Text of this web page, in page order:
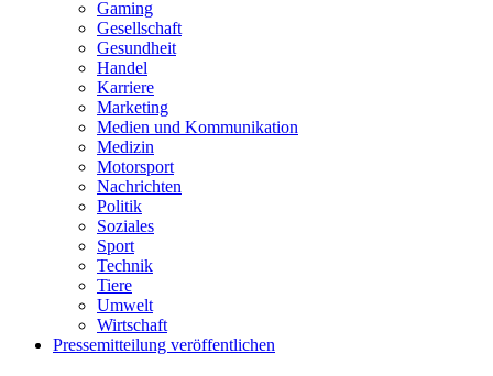
Gaming
Gesellschaft
Gesundheit
Handel
Karriere
Marketing
Medien und Kommunikation
Medizin
Motorsport
Nachrichten
Politik
Soziales
Sport
Technik
Tiere
Umwelt
Wirtschaft
Pressemitteilung veröffentlichen